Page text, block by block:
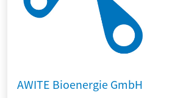
AWITE Bioenergie GmbH